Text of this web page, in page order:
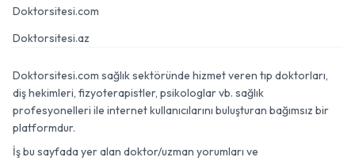
Doktorsitesi.com
Doktorsitesi.az
Doktorsitesi.com sağlık sektöründe hizmet veren tıp doktorları,
diş hekimleri, fizyoterapistler, psikologlar vb. sağlık
profesyonelleri ile internet kullanıcılarını buluşturan bağımsız bir
platformdur.
İş bu sayfada yer alan doktor/uzman yorumları ve